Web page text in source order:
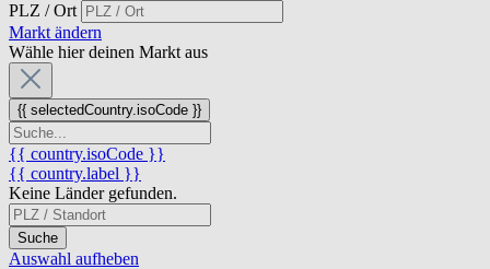
PLZ / Ort
Markt ändern
Wähle hier deinen Markt aus
{{ selectedCountry.isoCode }}
{{ country.isoCode }}
{{ country.label }}
Keine Länder gefunden.
Suche
Auswahl aufheben